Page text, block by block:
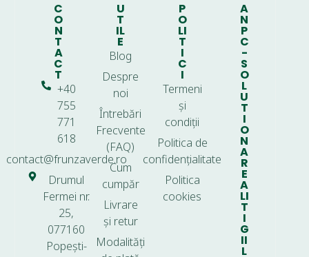
C
O
N
T
A
C
T
+40
755
771
618
contact@frunzaverde.ro
Drumul
Fermei nr.
25,
077160
Popești-
U
T
IL
E
Blog
Despre
noi
Întrebări
Frecvente
(FAQ)
Cum
cumpăr
Livrare
și retur
Modalități
P
O
LI
T
I
C
I
Termeni
și
condiții
Politica de
confidențialitate
Politica
cookies
A
N
P
C
-
S
O
L
U
T
I
O
N
A
R
E
A
LI
T
I
G
II
L